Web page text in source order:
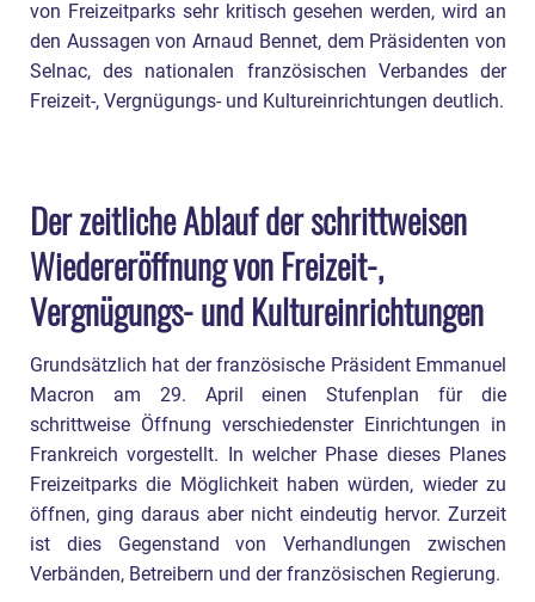
von Freizeitparks sehr kritisch gesehen werden, wird an
den Aussagen von Arnaud Bennet, dem Präsidenten von
Selnac, des nationalen französischen Verbandes der
Freizeit-, Vergnügungs- und Kultureinrichtungen deutlich.
Der zeitliche Ablauf der schrittweisen
Wiedereröffnung von Freizeit-,
Vergnügungs- und Kultureinrichtungen
Grundsätzlich hat der französische Präsident Emmanuel
Macron am 29. April einen Stufenplan für die
schrittweise Öffnung verschiedenster Einrichtungen in
Frankreich vorgestellt. In welcher Phase dieses Planes
Freizeitparks die Möglichkeit haben würden, wieder zu
öffnen, ging daraus aber nicht eindeutig hervor. Zurzeit
ist dies Gegenstand von Verhandlungen zwischen
Verbänden, Betreibern und der französischen Regierung.